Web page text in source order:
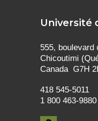
Université
555, boulevard
Chicoutimi
Canada G7H
418 545-5011
1 800 463-